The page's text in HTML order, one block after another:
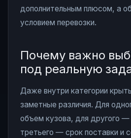
дополнительным плюсом, а
условием перевозки.
Почему важно
под реальную
Даже внутри категории
заметные различия. Для
объем кузова, для другого —
третьего — срок поставки и